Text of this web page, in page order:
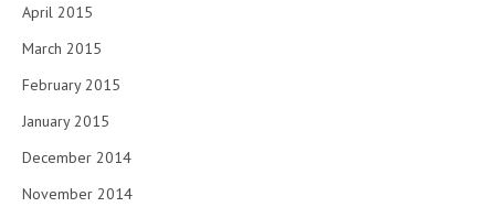
April 2015
March 2015
February 2015
January 2015
December 2014
November 2014